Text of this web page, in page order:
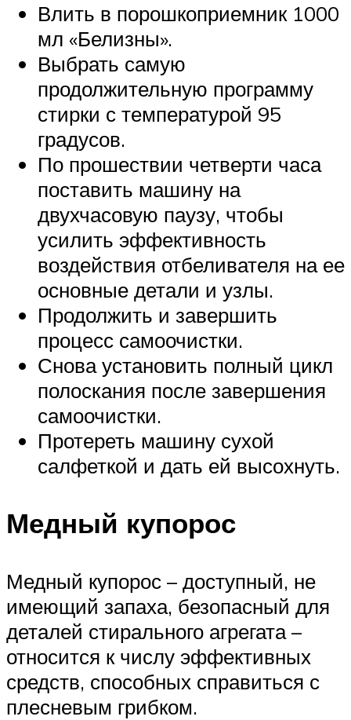
Влить в порошкоприемник 1000
мл «Белизны».
Выбрать самую
продолжительную программу
стирки с температурой 95
градусов.
По прошествии четверти часа
поставить машину на
двухчасовую паузу, чтобы
усилить эффективность
воздействия отбеливателя на ее
основные детали и узлы.
Продолжить и завершить
процесс самоочистки.
Снова установить полный цикл
полоскания после завершения
самоочистки.
Протереть машину сухой
салфеткой и дать ей высохнуть.
Медный купорос
Медный купорос – доступный, не
имеющий запаха, безопасный для
деталей стирального агрегата –
относится к числу эффективных
средств, способных справиться с
плесневым грибком.